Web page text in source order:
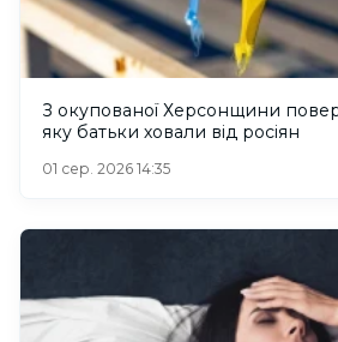
З окупованої Херсонщини
яку батьки ховали від росіян
01 сер. 2026 14:35